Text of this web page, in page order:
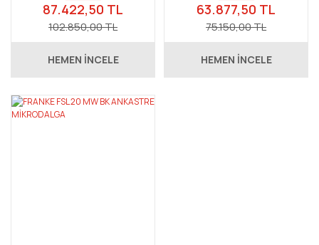
87.422,50 TL
102.850,00 TL
HEMEN İNCELE
63.877,50 TL
75.150,00 TL
HEMEN İNCELE